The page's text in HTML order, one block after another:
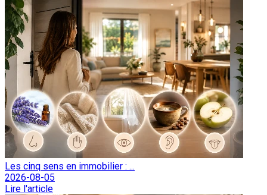
Les cinq sens en immobilier : ...
2026-08-05
Lire l'article